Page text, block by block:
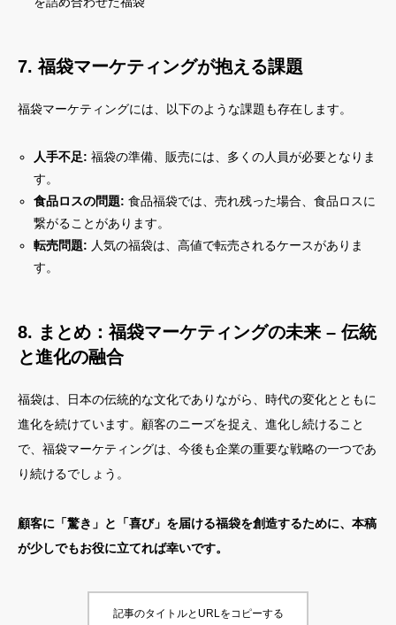
7. 福袋マーケティングが抱える課題
福袋マーケティングには、以下のような課題も存在します。
人手不足: 福袋の準備、販売には、多くの人員が必要となりま
す。
食品ロスの問題: 食品福袋では、売れ残った場合、食品ロスに
繋がることがあります。
転売問題: 人気の福袋は、高値で転売されるケースがありま
す。
8. まとめ：福袋マーケティングの未来 – 伝統
と進化の融合
福袋は、日本の伝統的な文化でありながら、時代の変化とともに
進化を続けています。顧客のニーズを捉え、進化し続けること
で、福袋マーケティングは、今後も企業の重要な戦略の一つであ
り続けるでしょう。
顧客に「驚き」と「喜び」を届ける福袋を創造するために、本稿
が少しでもお役に立てれば幸いです。
記事のタイトルとURLをコピーする